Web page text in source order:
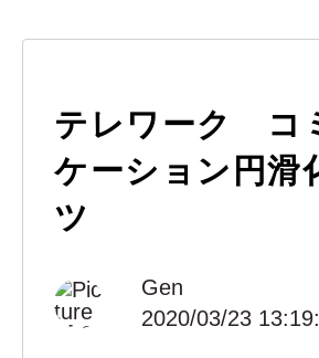
テレワーク コ
ケーション円滑
ツ
Gen
2020/03/23